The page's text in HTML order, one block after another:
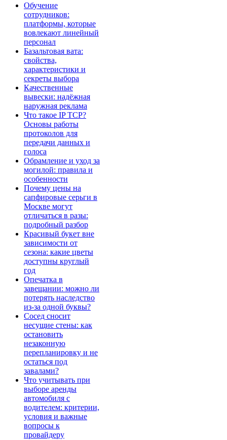
Обучение
сотрудников:
платформы, которые
вовлекают линейный
персонал
Базальтовая вата:
свойства,
характеристики и
секреты выбора
Качественные
вывески: надёжная
наружная реклама
Что такое IP TCP?
Основы работы
протоколов для
передачи данных и
голоса
Обрамление и уход за
могилой: правила и
особенности
Почему цены на
сапфировые серьги в
Москве могут
отличаться в разы:
подробный разбор
Красивый букет вне
зависимости от
сезона: какие цветы
доступны круглый
год
Опечатка в
завещании: можно ли
потерять наследство
из-за одной буквы?
Сосед сносит
несущие стены: как
остановить
незаконную
перепланировку и не
остаться под
завалами?
Что учитывать при
выборе аренды
автомобиля с
водителем: критерии,
условия и важные
вопросы к
провайдеру